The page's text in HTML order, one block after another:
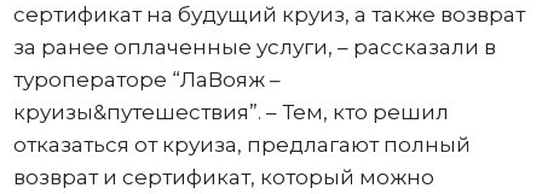
сертификат на будущий круиз, а также возврат
за ранее оплаченные услуги, – рассказали в
туроператоре “ЛаВояж –
круизы&путешествия”. – Тем, кто решил
отказаться от круиза, предлагают полный
возврат и сертификат, который можно